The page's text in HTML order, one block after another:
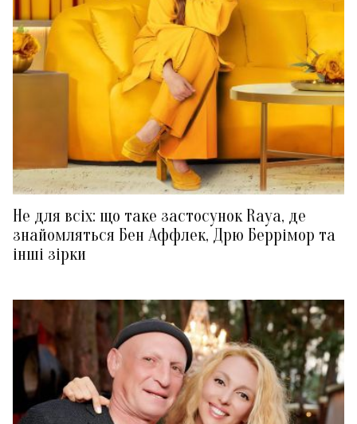
Не для всіх: що таке застосунок Raya, де
знайомляться Бен Аффлек, Дрю Беррімор та
інші зірки